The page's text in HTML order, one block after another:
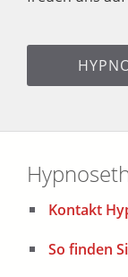
Kontakt
So finden